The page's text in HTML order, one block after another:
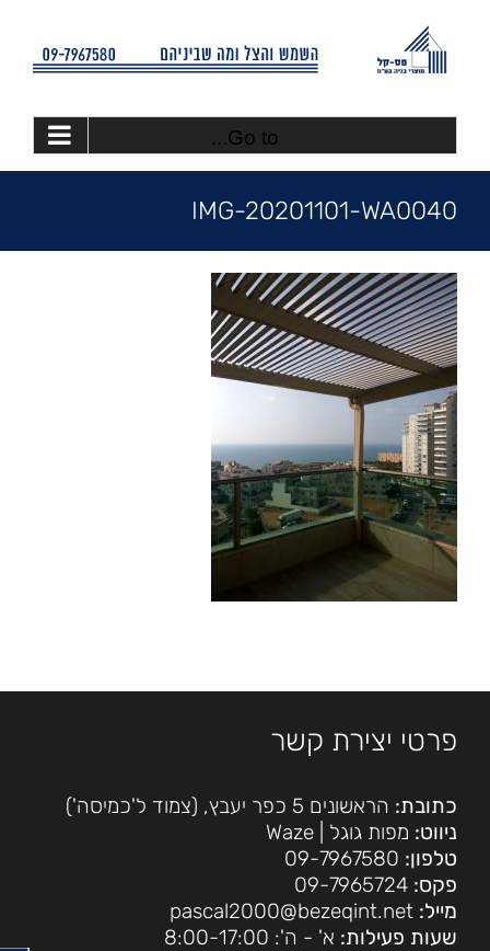
content
Go to...
IMG-20201101-WA0040
פרטי יצירת קשר
כתובת: הראשונים 5 כפר יעבץ, (צמוד ל'כמיסה')
ניווט: מפות גוגל
Waze
טלפון: 09-7967580
פקס:
מייל: pascal2000@bezeqint.net
שעות פעילות: א' - ה': 8:00-17:00